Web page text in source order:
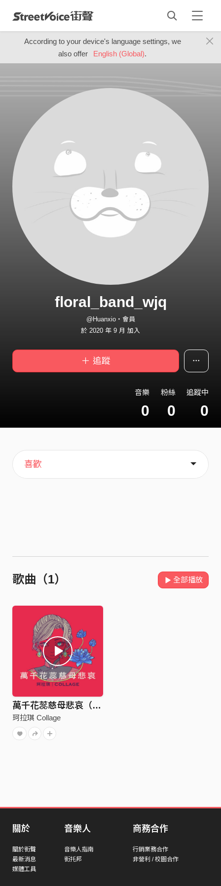
According to your device's language settings, we
also offer
English (Global).
floral_band_wjq
@Huanxio・會員
於 2020 年 9 月 加入
＋ 追蹤
音樂
0
粉絲
0
追蹤中
0
主頁
歌單
喜歡
關於
歌曲（1） 全部播放
萬千花蕊慈母悲哀（Single Ver.）
珂拉琪 Collage
關於
關於街聲
最新消息
媒體工具
音樂人
音樂人指南
街托邦
商務合作
行銷業務合作
非營利 / 校園合作